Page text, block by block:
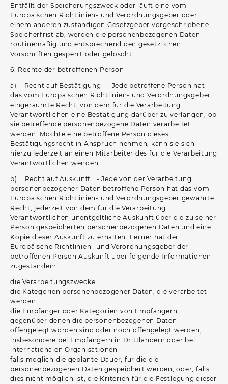
Entfällt der Speicherungszweck oder läuft eine vom
Europäischen Richtlinien- und Verordnungsgeber oder
einem anderen zuständigen Gesetzgeber vorgeschriebene
Speicherfrist ab, werden die personenbezogenen Daten
routinemäßig und entsprechend den gesetzlichen
Vorschriften gesperrt oder gelöscht.
6. Rechte der betroffenen Person
a) Recht auf Bestätigung - Jede betroffene Person hat
das vom Europäischen Richtlinien- und Verordnungsgeber
eingeräumte Recht, von dem für die Verarbeitung
Verantwortlichen eine Bestätigung darüber zu verlangen, ob
sie betreffende personenbezogene Daten verarbeitet
werden. Möchte eine betroffene Person dieses
Bestätigungsrecht in Anspruch nehmen, kann sie sich
hierzu jederzeit an einen Mitarbeiter des für die Verarbeitung
Verantwortlichen wenden.
b) Recht auf Auskunft - Jede von der Verarbeitung
personenbezogener Daten betroffene Person hat das vom
Europäischen Richtlinien- und Verordnungsgeber gewährte
Recht, jederzeit von dem für die Verarbeitung
Verantwortlichen unentgeltliche Auskunft über die zu seiner
Person gespeicherten personenbezogenen Daten und eine
Kopie dieser Auskunft zu erhalten. Ferner hat der
Europäische Richtlinien- und Verordnungsgeber der
betroffenen Person Auskunft über folgende Informationen
zugestanden:
die Verarbeitungszwecke
die Kategorien personenbezogener Daten, die verarbeitet
werden
die Empfänger oder Kategorien von Empfängern,
gegenüber denen die personenbezogenen Daten
offengelegt worden sind oder noch offengelegt werden,
insbesondere bei Empfängern in Drittländern oder bei
internationalen Organisationen
falls möglich die geplante Dauer, für die die
personenbezogenen Daten gespeichert werden, oder, falls
dies nicht möglich ist, die Kriterien für die Festlegung dieser